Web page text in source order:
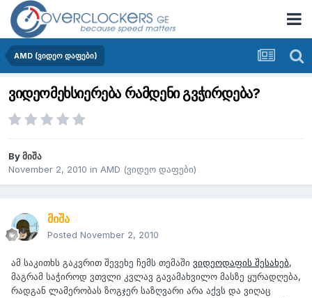
AMD (ვიდეო დაფები)
ვიდეომეხსიერება რამდენი გვჭირდება?
Byმიშა
November 2, 2010 in AMD (ვიდეო დაფები)
მიშა
Posted November 2, 2010
ამ საკითხს გაკვრით შევეხე ჩემს თემაში ვიდეოდაფის შესახებ,
მაგრამ საჭიროდ ვთვლი კვლავ გავამახვილო მასზე ყურადღება,
რადგან ლამერობას ზოგჯერ საზღვარი არა აქვს და ვიღაც